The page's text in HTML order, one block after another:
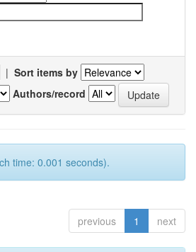
| Sort items by
Authors/record
time: 0.001 seconds).
previous 1 next